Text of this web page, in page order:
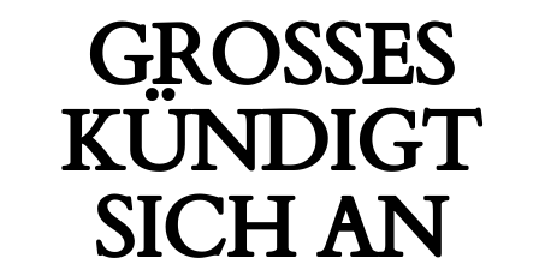
GROSSES K
ÜNDIGT S
ICH AN